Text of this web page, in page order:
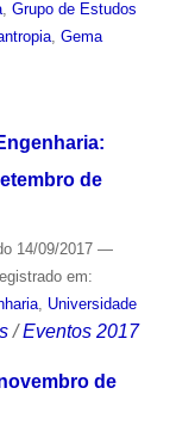
, Grupo de Estudos
, Gema
de
14/09/2017 —
em:
, Universidade
/Eventos 2017
de